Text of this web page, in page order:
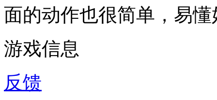
面的动作也很简单，易懂
游戏信息
反馈